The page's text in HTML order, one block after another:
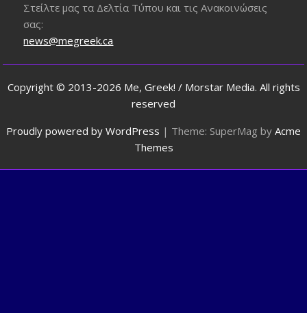
Στείλτε μας τα Δελτία Τύπου και τις Ανακοινώσεις
σας:
news@megreek.ca
Copyright © 2013-2026 Me, Greek! / Morstar Media. All rights
reserved
Proudly powered by WordPress | Theme: SuperMag by Acme
Themes